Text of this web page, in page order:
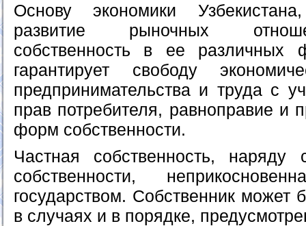
Основу экономики
развитие рыночных
собственность в ее различных
гарантирует свободу
предпринимательства и труда с
прав потребителя, равноправие и
форм собственности.
Частная собственность,
собственности,
государством. Собственник может
в случаях и в порядке,